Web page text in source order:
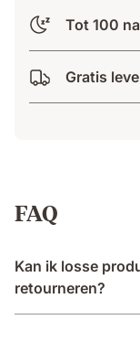
Tot 100
Gratis
FAQ
Kan ik losse
retourneren?